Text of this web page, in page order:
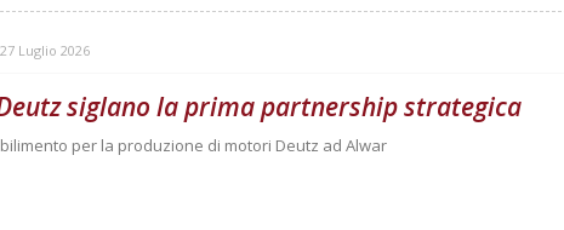
27 Luglio 2026
siglano la prima partnership strategica
per la produzione di motori Deutz ad Alwar